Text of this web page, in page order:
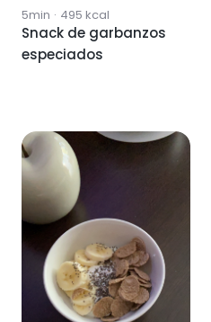
5min · 495 kcal
Snack de garbanzos
especiados